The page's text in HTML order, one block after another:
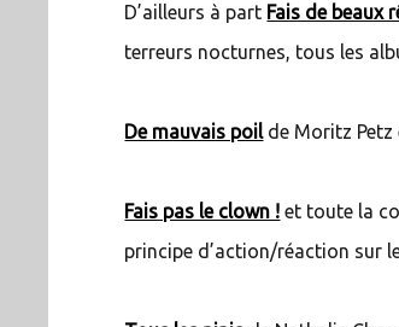
D’ailleurs à part Fais de beaux
terreurs nocturnes, tous les
De mauvais poilde Moritz Petz
Fais pas le clown ! et toute la
principe d’action/réaction sur